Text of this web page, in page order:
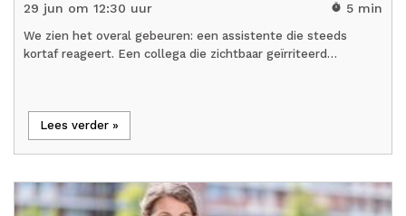
29 jun om 12:30 uur timer 5 min
We zien het overal gebeuren: een assistente die steeds
kortaf reageert. Een collega die zichtbaar geïrriteerd…
Lees verder »